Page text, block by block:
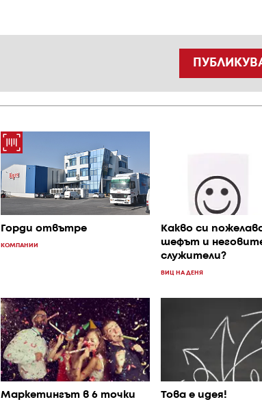
Горди отвътре
КОМПАНИИ
Какво си
шефът и
служители?
ВИЦ НА ДЕНЯ
Маркетингът в 6 точки Това е идея!